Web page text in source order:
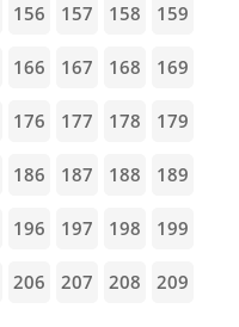
156 157 158 159
166 167 168 169
176 177 178 179
186 187 188 189
196 197 198 199
206 207 208 209